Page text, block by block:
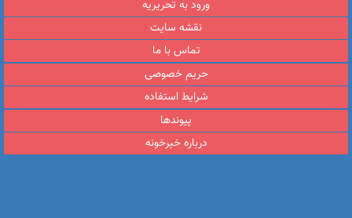
ورود به تحریریه
نقشه سایت
تماس با ما
حریم خصوصی
شرایط استفاده
پیوندها
درباره خبرخونه